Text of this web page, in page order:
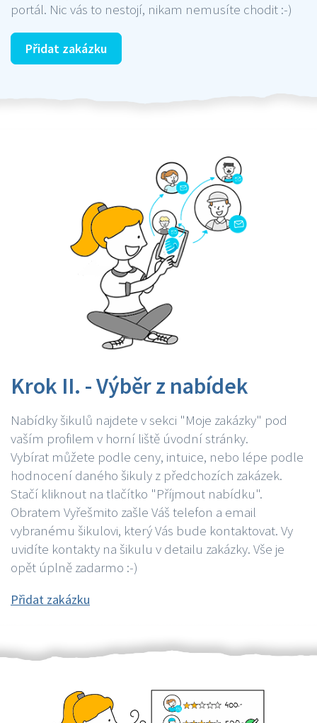
portál. Nic vás to nestojí, nikam nemusíte chodit :-)
Přidat zakázku
Krok II. - Výběr z nabídek
Nabídky šikulů najdete v sekci "Moje zakázky" pod
vaším profilem v horní liště úvodní stránky.
Vybírat můžete podle ceny, intuice, nebo lépe podle
hodnocení daného šikuly z předchozích zakázek.
Stačí kliknout na tlačítko "Příjmout nabídku".
Obratem Vyřešmito zašle Váš telefon a email
vybranému šikulovi, který Vás bude kontaktovat. Vy
uvidíte kontakty na šikulu v detailu zakázky. Vše je
opět úplně zadarmo :-)
Přidat zakázku